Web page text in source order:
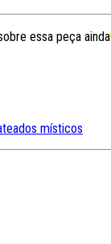
essa peça ainda
místicos